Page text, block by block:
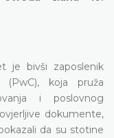
je bivši zaposlenik
(PwC), koja pruža
i poslovnog
dokumente,
da su stotine